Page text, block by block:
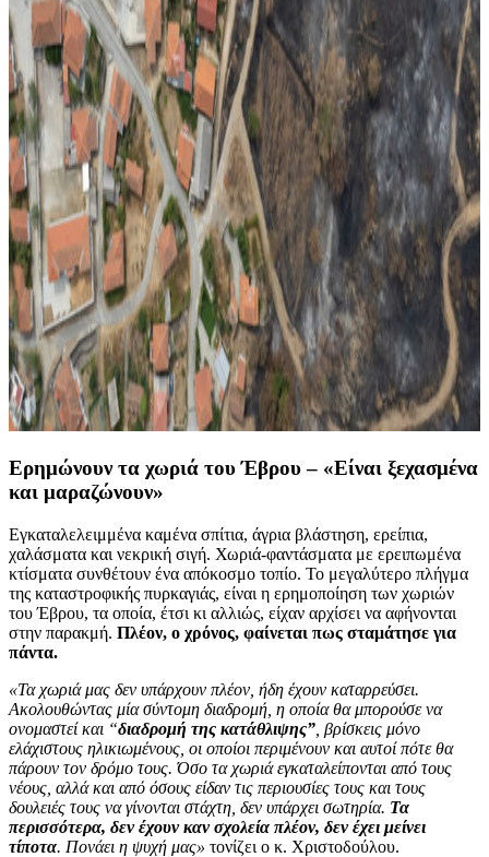
Ερημώνουν τα χωριά του Έβρου – «Είναι ξεχασμένα
και μαραζώνουν»
Εγκαταλελειμμένα καμένα σπίτια, άγρια βλάστηση, ερείπια,
χαλάσματα και νεκρική σιγή. Χωριά-φαντάσματα με ερειπωμένα
κτίσματα συνθέτουν ένα απόκοσμο τοπίο. Το μεγαλύτερο πλήγμα
της καταστροφικής πυρκαγιάς, είναι η ερημοποίηση των χωριών
του Έβρου, τα οποία, έτσι κι αλλιώς, είχαν αρχίσει να αφήνονται
στην παρακμή. Πλέον, ο χρόνος, φαίνεται πως σταμάτησε για
πάντα.
«Τα χωριά μας δεν υπάρχουν πλέον, ήδη έχουν καταρρεύσει.
Ακολουθώντας μία σύντομη διαδρομή, η οποία θα μπορούσε να
ονομαστεί και “διαδρομή της κατάθλιψης” , βρίσκεις μόνο
ελάχιστους ηλικιωμένους, οι οποίοι περιμένουν και αυτοί πότε θα
πάρουν τον δρόμο τους. Όσο τα χωριά εγκαταλείπονται από τους
νέους, αλλά και από όσους είδαν τις περιουσίες τους και τους
δουλειές τους να γίνονται στάχτη, δεν υπάρχει σωτηρία. Τα
περισσότερα, δεν έχουν καν σχολεία πλέον, δεν έχει μείνει
τίποτα. Πονάει η ψυχή μας» τονίζει ο κ. Χριστοδούλου.